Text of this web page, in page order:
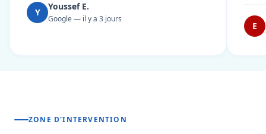
Y
Youssef E.
Google — il y a 3 jours
E
ZONE D'INTERVENTION